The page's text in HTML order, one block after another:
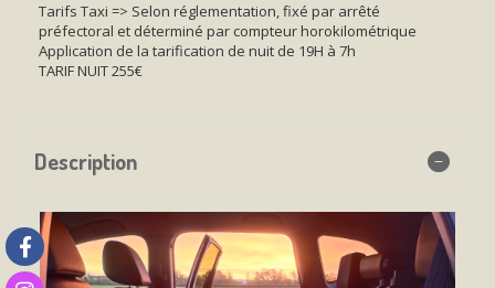
Tarifs Taxi => Selon réglementation, fixé par arrêté
préfectoral et déterminé par compteur horokilométrique
Application de la tarification de nuit de 19H à 7h
TARIF NUIT 255€
Description